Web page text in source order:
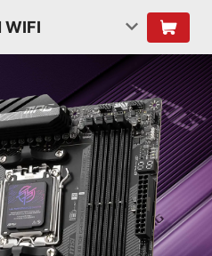
WIFI